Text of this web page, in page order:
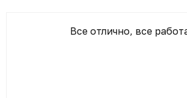
Все отлично, все